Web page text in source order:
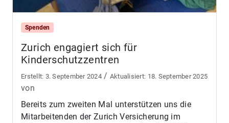
Spenden
Zurich engagiert sich für
Kinderschutzzentren
3. September 2024 / 18. September 2025
von
Bereits zum zweiten Mal unterstützen uns die
Mitarbeitenden der Zurich Versicherung im